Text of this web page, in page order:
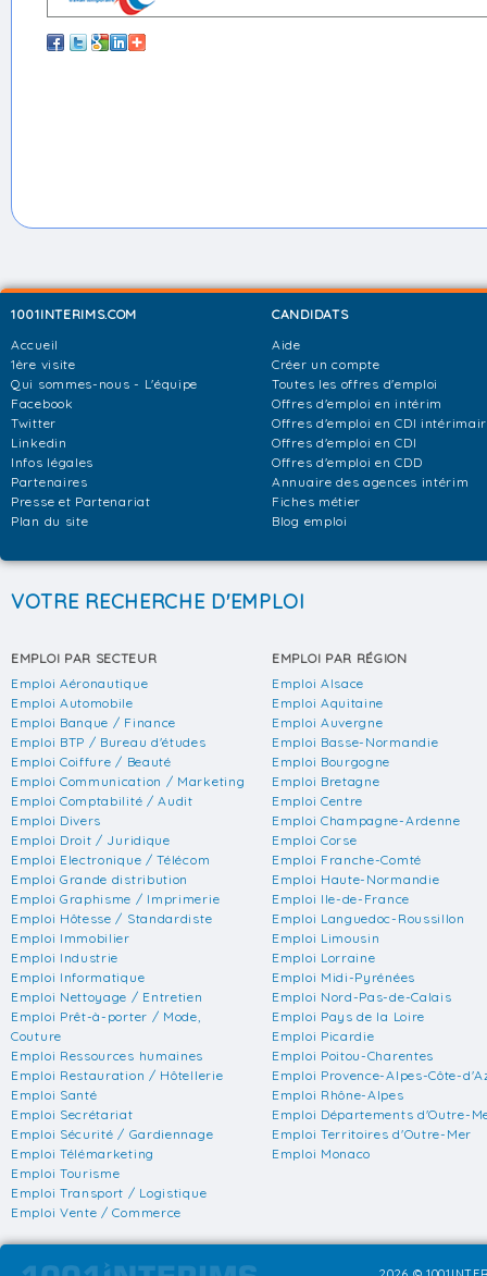
1001INTERIMS.COM
Accueil
1ère visite
Qui sommes-nous - L'équipe
Facebook
Twitter
Linkedin
Infos légales
Partenaires
Presse et Partenariat
Plan du site
CANDIDATS
Aide
Créer un compte
Toutes les offres d'emploi
Offres d'emploi en intérim
Offres d'emploi en CDI
Offres d'emploi en CDI
Offres d'emploi en CDD
Annuaire des agences intérim
Fiches métier
Blog emploi
VOTRE RECHERCHE D'EMPLOI
EMPLOI PAR SECTEUR
Emploi Aéronautique
Emploi Automobile
Emploi Banque / Finance
Emploi BTP / Bureau d'études
Emploi Coiffure / Beauté
Emploi Communication / Marketing
Emploi Comptabilité / Audit
Emploi Divers
Emploi Droit / Juridique
Emploi Electronique / Télécom
Emploi Grande distribution
Emploi Graphisme / Imprimerie
Emploi Hôtesse / Standardiste
Emploi Immobilier
Emploi Industrie
Emploi Informatique
Emploi Nettoyage / Entretien
Emploi Prêt-à-porter / Mode,
Couture
Emploi Ressources humaines
Emploi Restauration / Hôtellerie
Emploi Santé
Emploi Secrétariat
Emploi Sécurité / Gardiennage
Emploi Télémarketing
Emploi Tourisme
Emploi Transport / Logistique
Emploi Vente / Commerce
EMPLOI PAR RÉGION
Emploi Alsace
Emploi Aquitaine
Emploi Auvergne
Emploi Basse-Normandie
Emploi Bourgogne
Emploi Bretagne
Emploi Centre
Emploi Champagne-Ardenne
Emploi Corse
Emploi Franche-Comté
Emploi Haute-Normandie
Emploi Ile-de-France
Emploi Languedoc-Roussillon
Emploi Limousin
Emploi Lorraine
Emploi Midi-Pyrénées
Emploi Nord-Pas-de-Calais
Emploi Pays de la Loire
Emploi Picardie
Emploi Poitou-Charentes
Emploi Provence-Alpes-Côte-
Emploi Rhône-Alpes
Emploi Départements d'Outre-
Emploi Territoires d'Outre-Mer
Emploi Monaco